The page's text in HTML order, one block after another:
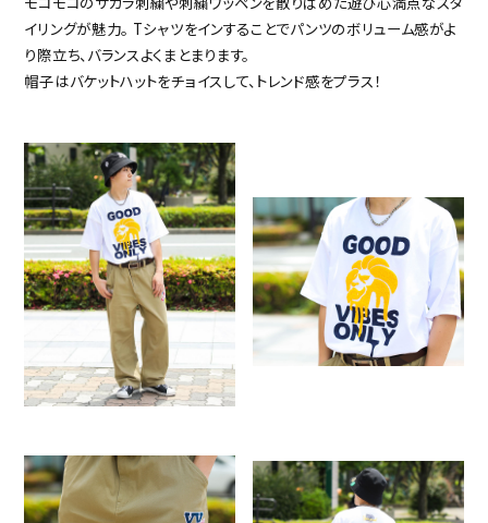
イリングが魅力。 Tシャツをインすることでパンツのボリューム感がよ
り際立ち、バランスよくまとまります。
帽子はバケットハットをチョイスして、トレンド感をプラス！